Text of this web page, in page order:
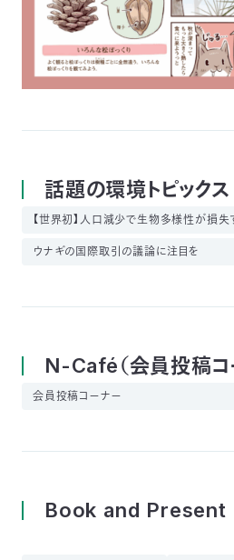
話題の環境トピックス
【世界初】人口減少で生物多様性が損
ウナギの国際取引の議論に注目を
N-Café（会員投稿コ
会員投稿コーナー
Book and Present